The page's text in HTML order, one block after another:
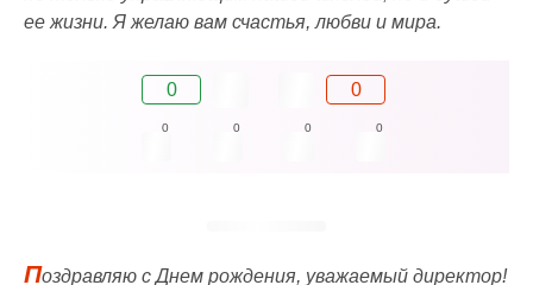
ее жизни. Я желаю вам счастья, любви и мира.
0 0
0 0 0 0
Поздравляю с Днем рождения, уважаемый директор!